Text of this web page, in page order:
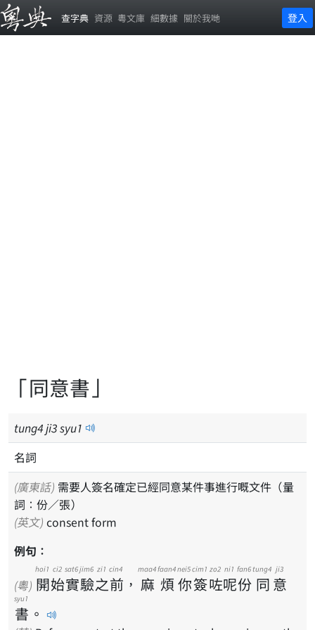
查字典 資源 粵文庫 細數據 關於我哋 登入
「同意書」
tung4ji3syu1
名詞
(廣東話)
詞：份／張）
(英文) consent form
例句：
(粵) 開
hoi1
始
ci2
實
sat6
驗
jim6
之
zi1
前
cin4
， 麻
maa4
煩
faan4
你
nei5
簽
cim1
咗
zo2
呢
ni1
份
fan6
同
tung4
意
ji3
書
syu1
。